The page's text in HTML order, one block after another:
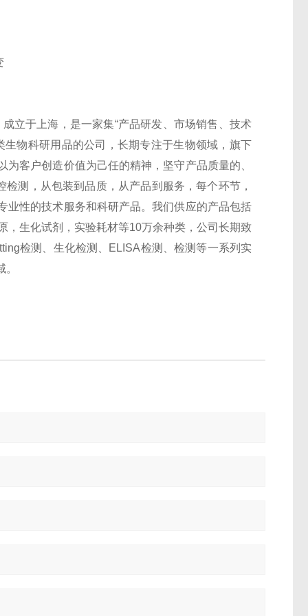
立于上海，是一家集“产品研发、市场销售、技术
物科研用品的公司，长期专注于生物领域，旗下
客户创造价值为己任的精神，坚守产品质量的、
测，从包装到品质，从产品到服务，每个环节，
业性的技术服务和科研产品。我们供应的产品包括
，生化试剂，实验耗材等10万余种类，公司长期致
检测、生化检测、ELISA检测、检测等一系列实